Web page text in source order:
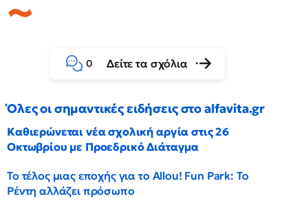
0 Δείτε τα σχόλια
Όλες οι σημαντικές ειδήσεις στο alfavita.gr
Καθιερώνεται νέα σχολική αργία στις 26
Οκτωβρίου με Προεδρικό Διάταγμα
Το τέλος μιας εποχής για το Allou! Fun Park: Το
Ρέντη αλλάζει πρόσωπο